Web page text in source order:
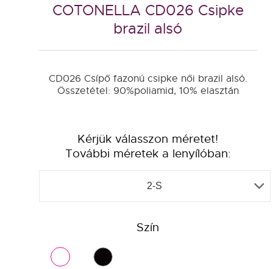
COTONELLA CD026 Csipke
brazil alsó
CD026 Csípő fazonú csipke női brazil alsó.
Összetétel: 90%poliamid, 10% elasztán
Kérjük válasszon méretet!
További méretek a lenyílóban:
2-S
Szín